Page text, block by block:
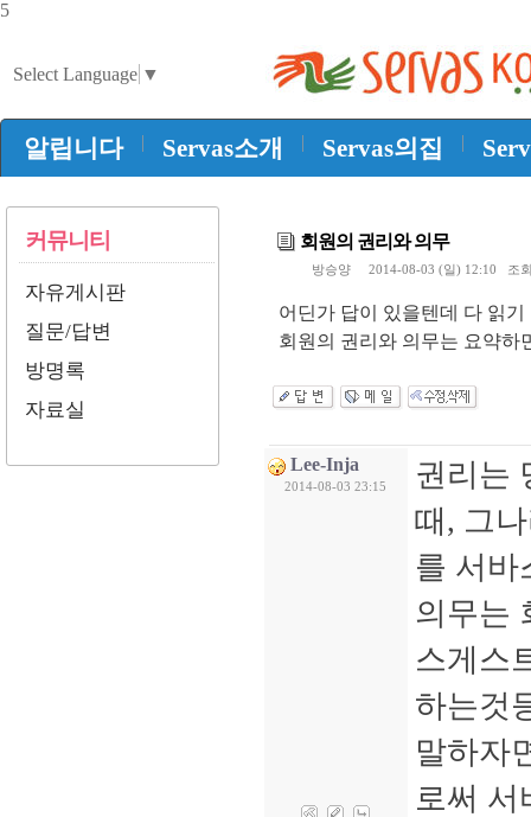
5
Select Language ▼
알립니다 | Servas소개 | Servas의집 |
커뮤니티
자유게시판
질문/답변
방명록
자료실
회원의 권리와 의무
방승양2014-08-03 (일) 12:10 조
어딘가 답이 있을텐데 다 읽
회원의 권리와 의무는 요약하
Lee-Inja
2014-08-03 23:15
권리는
때, 그
를 서바
의무는
스게스
하는것
말하자
로써 서